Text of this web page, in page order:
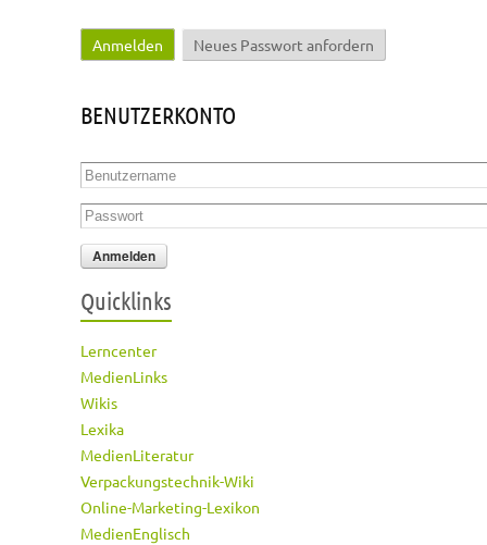
Haupt-Reiter
Anmelden (aktiver Reiter)
Neues Passwort anfordern
BENUTZERKONTO
Benutzername
Passwort
Quicklinks
Lerncenter
MedienLinks
Wikis
Lexika
MedienLiteratur
Verpackungstechnik-Wiki
Online-Marketing-Lexikon
MedienEnglisch